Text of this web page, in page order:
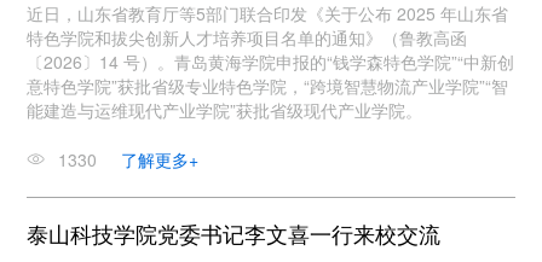
近日，山东省教育厅等5部门联合印发《关于公布 2025 年山东省
特色学院和拔尖创新人才培养项目名单的通知》（鲁教高函
〔2026〕14 号）。青岛黄海学院申报的“钱学森特色学院”“中新创
意特色学院”获批省级专业特色学院，“跨境智慧物流产业学院”“智
能建造与运维现代产业学院”获批省级现代产业学院。
1330 了解更多+
泰山科技学院党委书记李文喜一行来校交流